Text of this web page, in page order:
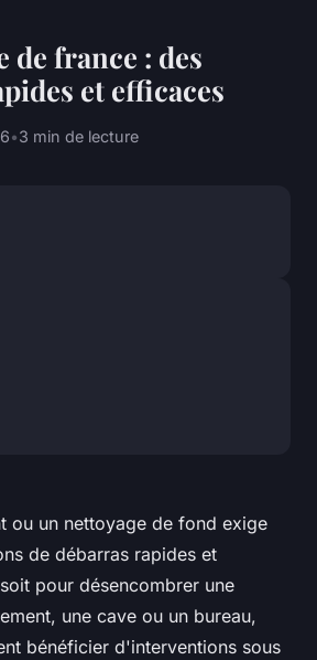
de france : des
et efficaces
•3 min de lecture
ou un nettoyage de fond exige
de débarras rapides et
pour désencombrer une
une cave ou un bureau,
bénéficier d'interventions sous